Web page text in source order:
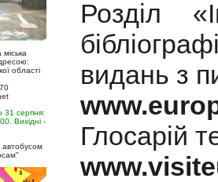
області
31 серпня:
Вихідні -
автобусом
Розділ
видань з
Глосарій